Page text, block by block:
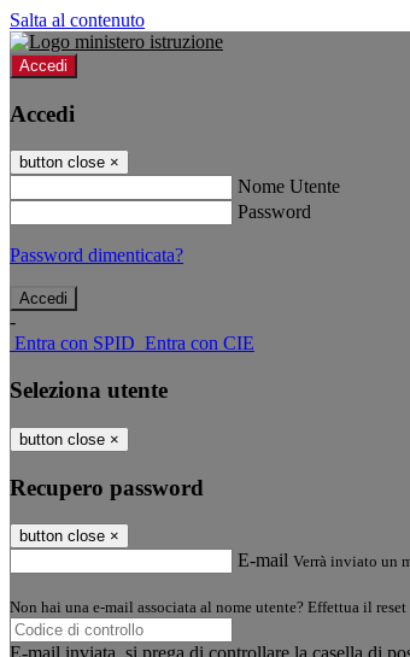
Salta al contenuto
Accedi
Accedi
button close ×
Nome Utente
Password
Password dimenticata?
-
Entra con SPID Entra con CIE
Seleziona utente
button close ×
Recupero password
button close ×
E-mail Verrà inviato un
Non hai una e-mail associata al nome utente? Effettua il